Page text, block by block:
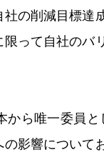
の削減目標達
って自社のバ
から唯一委員
影響について